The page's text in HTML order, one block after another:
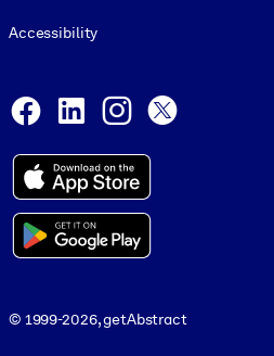
Accessibility
Facebook
LinkedInInstagram
© 1999-2026, getAbstract